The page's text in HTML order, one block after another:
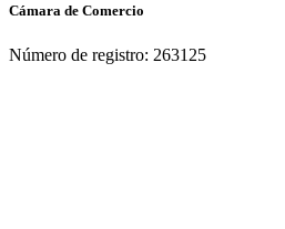
Cámara de Comercio
Número de registro: 263125